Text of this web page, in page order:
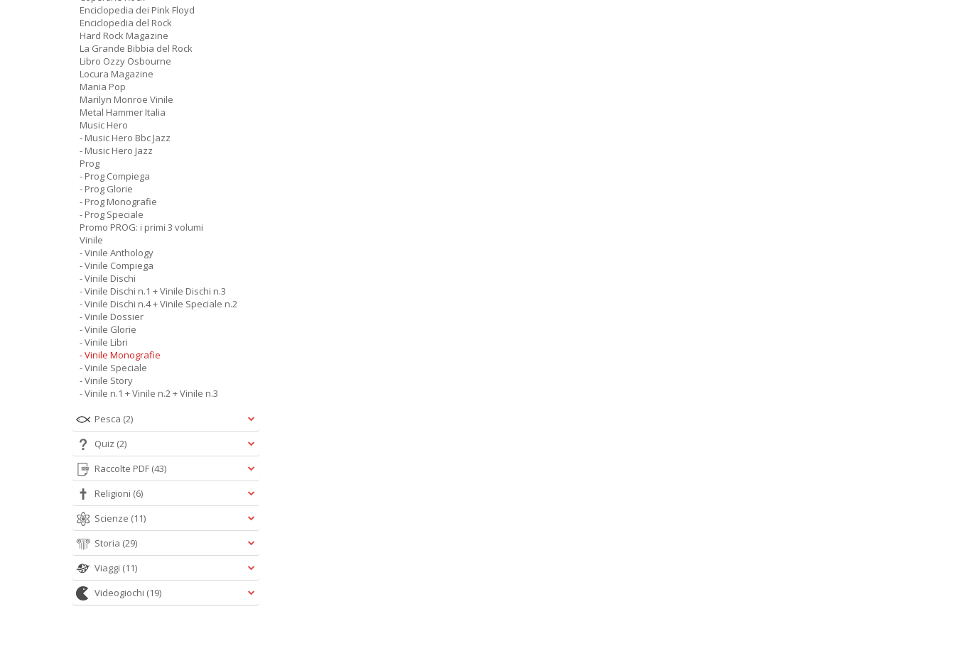
Enciclopedia dei Pink Floyd
Enciclopedia del Rock
Hard Rock Magazine
La Grande Bibbia del Rock
Libro Ozzy Osbourne
Locura Magazine
Mania Pop
Marilyn Monroe Vinile
Metal Hammer Italia
Music Hero
- Music Hero Bbc Jazz
- Music Hero Jazz
Prog
- Prog Compiega
- Prog Glorie
- Prog Monografie
- Prog Speciale
Promo PROG: i primi 3 volumi
Vinile
- Vinile Anthology
- Vinile Compiega
- Vinile Dischi
- Vinile Dischi n.1 + Vinile Dischi n.3
- Vinile Dischi n.4 + Vinile Speciale n.2
- Vinile Dossier
- Vinile Glorie
- Vinile Libri
- Vinile Monografie
- Vinile Speciale
- Vinile Story
- Vinile n.1 + Vinile n.2 + Vinile n.3
Pesca (2)
Quiz (2)
Raccolte PDF (43)
Religioni (6)
Scienze (11)
Storia (29)
Viaggi (11)
Videogiochi (19)